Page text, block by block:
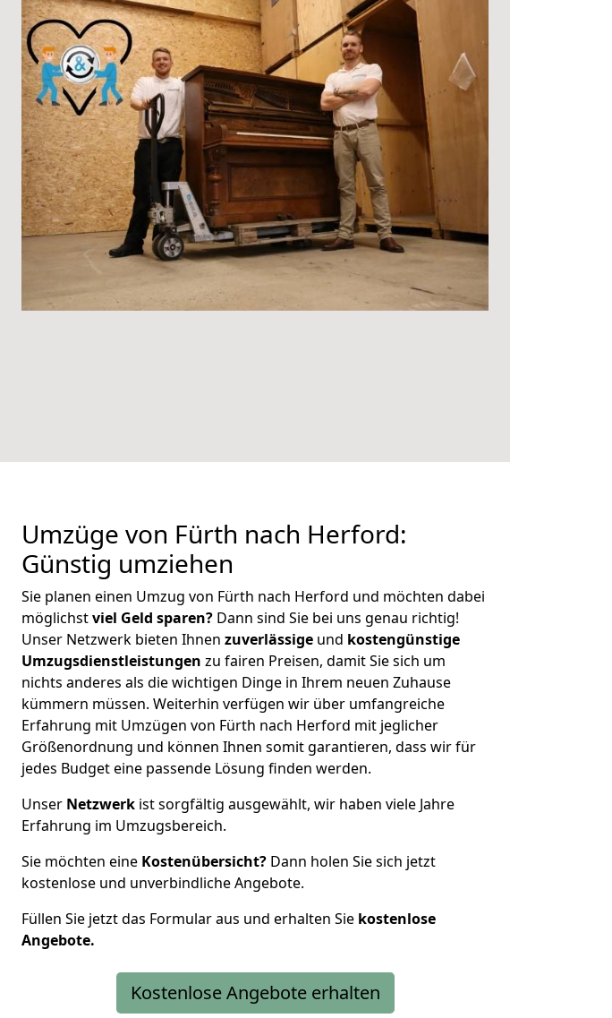
Umzüge von Fürth nach Herford:
Günstig umziehen
Sie planen einen Umzug von Fürth nach Herford und möchten dabei
möglichstviel Geld sparen? Dann sind Sie bei uns genau richtig!
Unser Netzwerk bieten Ihnen zuverlässige und kostengünstige
Umzugsdienstleistungen zu fairen Preisen, damit Sie sich um
nichts anderes als die wichtigen Dinge in Ihrem neuen Zuhause
kümmern müssen. Weiterhin verfügen wir über umfangreiche
Erfahrung mit Umzügen von Fürth nach Herford mit jeglicher
Größenordnung und können Ihnen somit garantieren, dass wir für
jedes Budget eine passende Lösung finden werden.
Unser Netzwerk ist sorgfältig ausgewählt, wir haben viele Jahre
Erfahrung im Umzugsbereich.
Sie möchten eine Kostenübersicht? Dann holen Sie sich jetzt
kostenlose und unverbindliche Angebote.
Füllen Sie jetzt das Formular aus und erhalten Sie kostenlose
Angebote.
Kostenlose Angebote erhalten